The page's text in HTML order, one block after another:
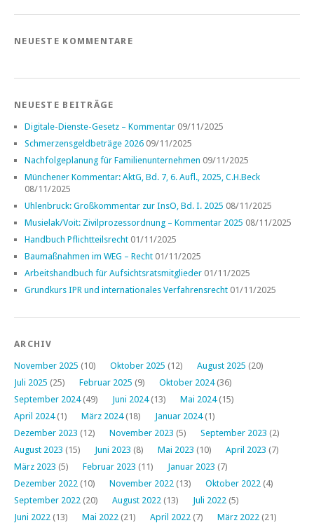
NEUESTE KOMMENTARE
NEUESTE BEITRÄGE
Digitale-Dienste-Gesetz – Kommentar 09/11/2025
Schmerzensgeldbeträge 2026 09/11/2025
Nachfolgeplanung für Familienunternehmen 09/11/2025
Münchener Kommentar: AktG, Bd. 7, 6. Aufl., 2025, C.H.Beck
08/11/2025
Uhlenbruck: Großkommentar zur InsO, Bd. I. 2025 08/11/2025
Musielak/Voit: Zivilprozessordnung – Kommentar 2025 08/11/2025
Handbuch Pflichtteilsrecht 01/11/2025
Baumaßnahmen im WEG – Recht 01/11/2025
Arbeitshandbuch für Aufsichtsratsmitglieder 01/11/2025
Grundkurs IPR und internationales Verfahrensrecht 01/11/2025
ARCHIV
November 2025 (10) Oktober 2025 (12) August 2025 (20)
Juli 2025 (25) Februar 2025 (9) Oktober 2024(36)
September 2024(49) Juni 2024(13) Mai 2024(15)
April 2024(1) März 2024(18) Januar 2024(1)
Dezember 2023 (12) November 2023 (5) September 2023 (2)
August 2023 (15) Juni 2023 (8) Mai 2023 (10) April 2023 (7)
März 2023 (5) Februar 2023 (11) Januar 2023 (7)
Dezember 2022 (10) November 2022 (13) Oktober 2022 (4)
September 2022 (20) August 2022 (13) Juli 2022 (5)
Juni 2022 (13) Mai 2022 (21) April 2022 (7) März 2022 (21)